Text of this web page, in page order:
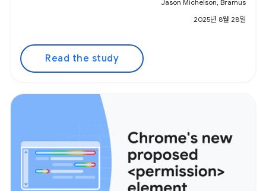
Jason Michelson, Bramus
2025년 8월 28일
Read the study